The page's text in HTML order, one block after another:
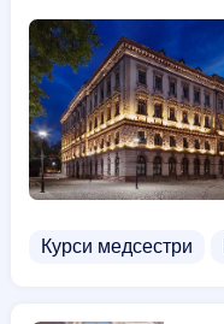
Курси медсестри